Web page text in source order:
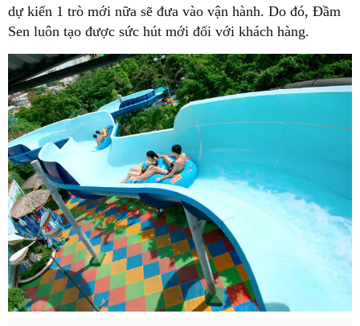
dự kiến 1 trò mới nữa sẽ đưa vào vận hành. Do đó, Đầm
Sen luôn tạo được sức hút mới đối với khách hàng.